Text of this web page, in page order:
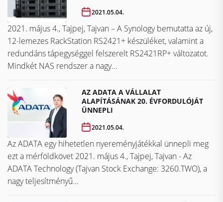
2021.05.04.
2021. május 4., Tajpej, Tajvan – A Synology bemutatta az új,
12-lemezes RackStation RS2421+ készüléket, valamint a
redundáns tápegységgel felszerelt RS2421RP+ változatot.
Mindkét NAS rendszer a nagy...
AZ ADATA A VÁLLALAT
ALAPÍTÁSÁNAK 20. ÉVFORDULÓJÁT
ÜNNEPLI
2021.05.04.
Az ADATA egy hihetetlen nyereményjátékkal ünnepli meg
ezt a mérföldkövet ​​​​​​​2021. május 4., Tajpej, Tajvan - Az
ADATA Technology (Tajvan Stock Exchange: 3260.TWO), a
nagy teljesítményű...